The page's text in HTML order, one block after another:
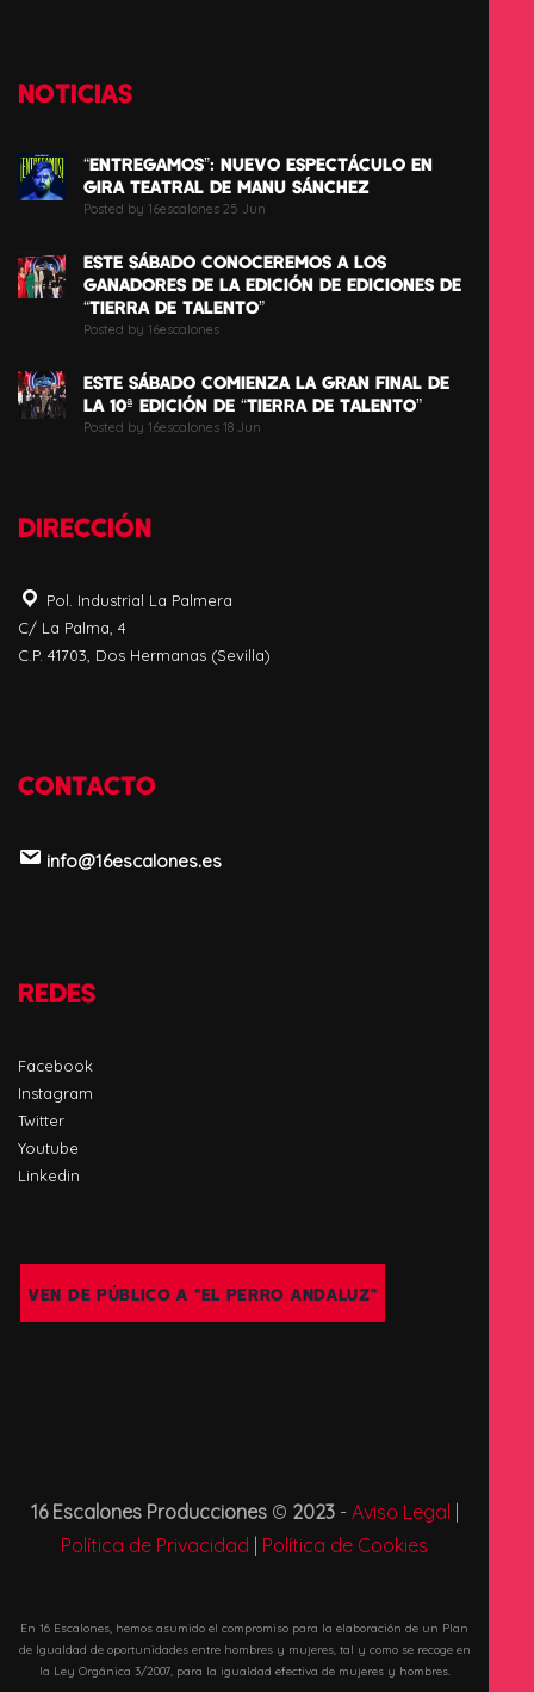
NOTICIAS
“ENTREGAMOS”: NUEVO ESPECTÁCULO EN
GIRA TEATRAL DE MANU SÁNCHEZ
Posted by 16escalones 25 Jun
ESTE SÁBADO CONOCEREMOS A LOS
GANADORES DE LA EDICIÓN DE EDICIONES DE
“TIERRA DE TALENTO”
LA 10ª EDICIÓN DE “TIERRA DE TALENTO”
DIRECCIÓN
C.P. 41703, Dos Hermanas (Sevilla)
info@16escalones.es
REDES
Facebook
Youtube
Linkedin
16 Escalones Producciones© 2023 -Aviso Legal|
Política de Privacidad|Política de Cookies